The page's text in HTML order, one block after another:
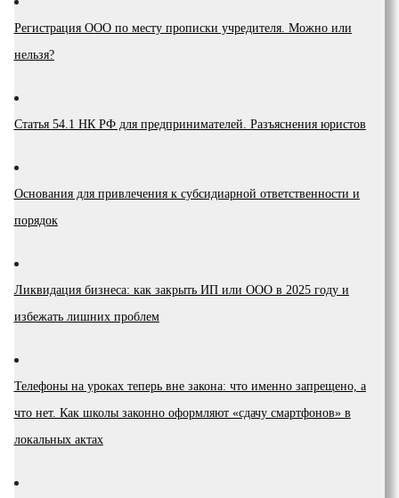
Регистрация ООО по месту прописки учредителя. Можно или
нельзя?
Статья 54.1 НК РФ для предпринимателей. Разъяснения юристов
Основания для привлечения к субсидиарной ответственности и
порядок
Ликвидация бизнеса: как закрыть ИП или ООО в 2025 году и
избежать лишних проблем
Телефоны на уроках теперь вне закона: что именно запрещено, а
что нет. Как школы законно оформляют «сдачу смартфонов» в
локальных актах